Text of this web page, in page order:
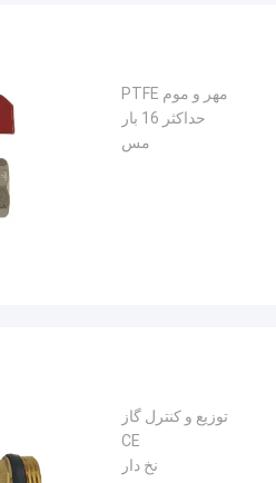
مهر و موم PTFE
حداکثر 16 بار
مس
توزیع و کنترل گاز
CE
نخ دار